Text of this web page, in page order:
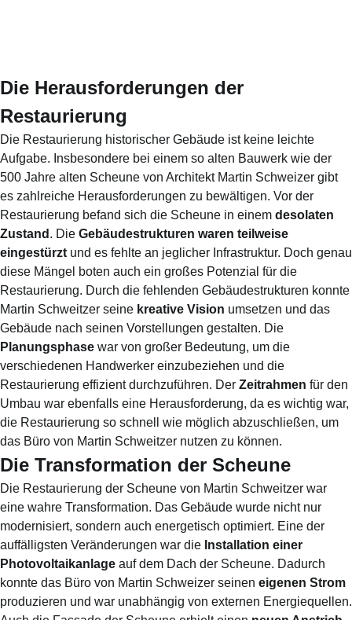
Die Herausforderungen der
Restaurierung
Die Restaurierung historischer Gebäude ist keine leichte
Aufgabe. Insbesondere bei einem so alten Bauwerk wie der
500 Jahre alten Scheune von Architekt Martin Schweizer gibt
es zahlreiche Herausforderungen zu bewältigen. Vor der
Restaurierung befand sich die Scheune in einem desolaten
Zustand . Die Gebäudestrukturen waren teilweise
eingestürzt und es fehlte an jeglicher Infrastruktur. Doch genau
diese Mängel boten auch ein großes Potenzial für die
Restaurierung. Durch die fehlenden Gebäudestrukturen konnte
Martin Schweitzer seine kreative Vision umsetzen und das
Gebäude nach seinen Vorstellungen gestalten. Die
Planungsphase war von großer Bedeutung, um die
verschiedenen Handwerker einzubeziehen und die
Restaurierung effizient durchzuführen. Der Zeitrahmen für den
Umbau war ebenfalls eine Herausforderung, da es wichtig war,
die Restaurierung so schnell wie möglich abzuschließen, um
das Büro von Martin Schweitzer nutzen zu können.
Die Transformation der Scheune
Die Restaurierung der Scheune von Martin Schweitzer war
eine wahre Transformation. Das Gebäude wurde nicht nur
modernisiert, sondern auch energetisch optimiert. Eine der
auffälligsten Veränderungen war die Installation einer
Photovoltaikanlage auf dem Dach der Scheune. Dadurch
konnte das Büro von Martin Schweizer seinen eigenen Strom
produzieren und war unabhängig von externen Energiequellen.